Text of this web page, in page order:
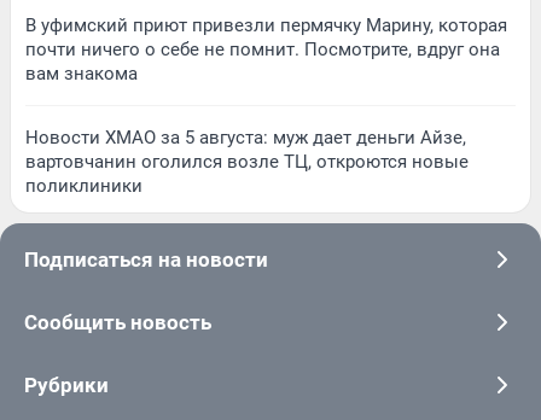
В уфимский приют привезли пермячку Марину, которая
почти ничего о себе не помнит. Посмотрите, вдруг она
вам знакома
Новости ХМАО за 5 августа: муж дает деньги Айзе,
вартовчанин оголился возле ТЦ, откроются новые
поликлиники
Подписаться на новости
Сообщить новость
Рубрики